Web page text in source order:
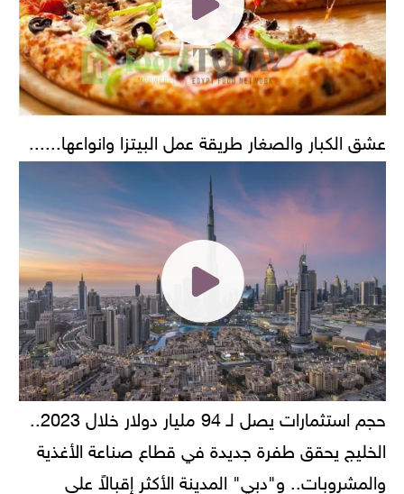
عشق الكبار والصغار طريقة عمل البيتزا وانواعها......
حجم استثمارات يصل لـ 94 مليار دولار خلال 2023..
الخليج يحقق طفرة جديدة في قطاع صناعة الأغذية
والمشروبات.. و"دبي" المدينة الأكثر إقبالاً على